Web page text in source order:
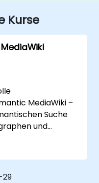
Kurse
MediaWiki –
Suche
und
mit
Web. Er
zur